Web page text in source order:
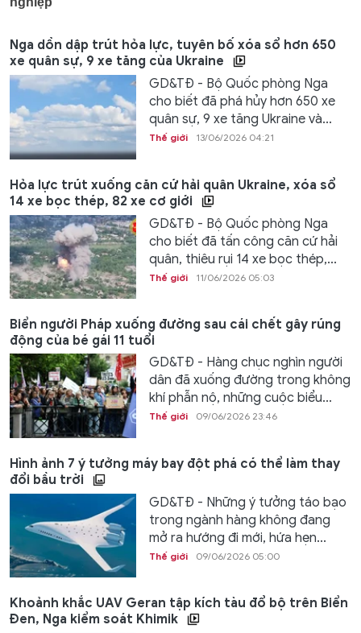
Nga dồn dập trút hỏa lực, tuyên bố xóa sổ hơn 650
xe quân sự, 9 xe tăng của Ukraine
GD&TĐ - Bộ Quốc phòng Nga
cho biết đã phá hủy hơn 650 xe
quân sự, 9 xe tăng Ukraine và...
Thế giới 13/06/2026 04:21
Hỏa lực trút xuống căn cứ hải quân Ukraine, xóa sổ
14 xe bọc thép, 82 xe cơ giới
GD&TĐ - Bộ Quốc phòng Nga
cho biết đã tấn công căn cứ hải
quân, thiêu rụi 14 xe bọc thép,...
Thế giới 11/06/2026 05:03
Biển người Pháp xuống đường sau cái chết gây rúng
động của bé gái 11 tuổi
GD&TĐ - Hàng chục nghìn người
dân đã xuống đường trong không
khí phẫn nộ, những cuộc biểu...
Thế giới 09/06/2026 23:46
Hình ảnh 7 ý tưởng máy bay đột phá có thể làm thay
đổi bầu trời
GD&TĐ - Những ý tưởng táo bạo
trong ngành hàng không đang
mở ra hướng đi mới, hứa hẹn...
Thế giới 09/06/2026 05:00
Khoảnh khắc UAV Geran tập kích tàu đổ bộ trên Biển
Đen, Nga kiểm soát Khimik